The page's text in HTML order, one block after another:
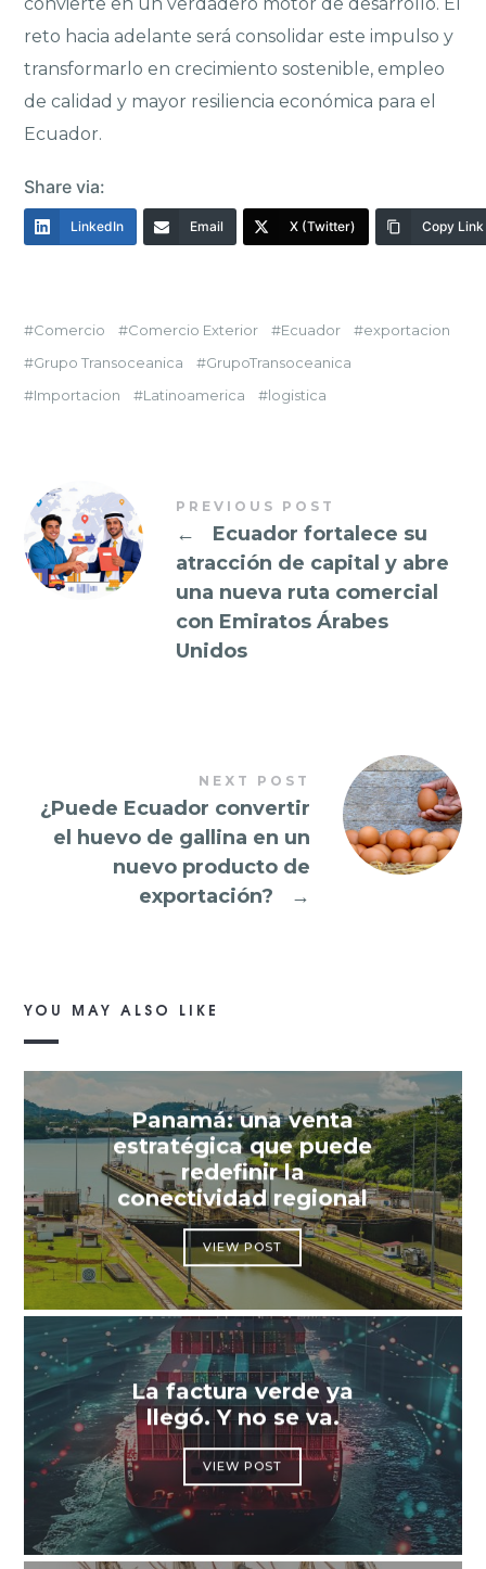
reto hacia adelante será consolidar este impulso y
transformarlo en crecimiento sostenible, empleo
de calidad y mayor resiliencia económica para el
Ecuador.
Share via:
LinkedIn Email X (Twitter) Copy Link
Comercio Comercio Exterior Ecuador
exportacion
Grupo Transoceanica
GrupoTransoceanica
Importacion
Latinoamerica logistica
PREVIOUS POST
←
Ecuador fortalece su
atracción de capital y abre
una nueva ruta comercial
con Emiratos Árabes
Unidos
NEXT POST
¿Puede Ecuador convertir
el huevo de gallina en un
nuevo producto de
exportación?
→
YOU MAY ALSO LIKE
Panamá: una venta
estratégica que puede
redefinir la
conectividad regional
VIEW POST
La factura verde ya
llegó. Y no se va.
VIEW POST